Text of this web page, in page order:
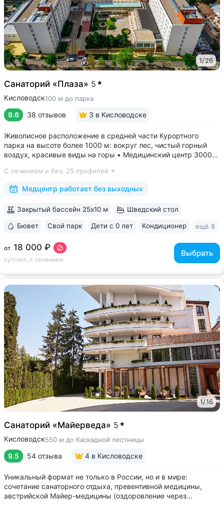
1/26
Санаторий «Плаза» 5
Кисловодск100 м до парка
9.6 38 отзывов 3 в Кисловодске
Живописное расположение в средней части Курортного
парка на высоте более 1000 м: вокруг лес, чистый горный
воздух, красивые виды на горы • Медицинский центр 3000
квалификации • Более 1000 видов диагностики и ДНК-
исследований. Есть диагностика...
С лечением и без, 25 профилей
Медцентр работает без выходных
от 18 000 ₽
сут/чел, с лечением
Выбрать
Закрытый бассейн 25x10 м Шведский стол
Бювет Свой парк Дети с 0 лет Кондиционер ещё 8
1/16
Санаторий «Майерведа» 5
Кисловодск550 м до Каскадной лестницы
9.5 54 отзыва 4 в Кисловодске
Уникальный формат не только в России, но и в мире:
сочетание санаторного отдыха, превентивной медицины,
австрийской Майер-медицины (оздоровление через